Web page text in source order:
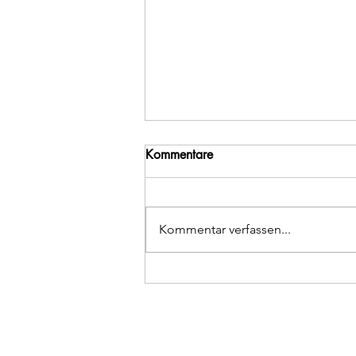
Ewiges Existieren
Kommentare
Kommentar verfassen...